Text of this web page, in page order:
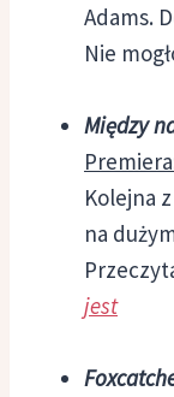
Adams.
Nie
Między
Kolejna
na
jest